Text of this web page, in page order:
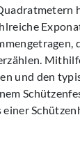
und den